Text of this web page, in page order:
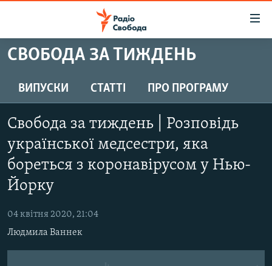
Перейти
до
матеріалу
до
основної
навігації
Перейти
до
РАДІО СВОБОДА – 70 РОКІВ
ВСЕ ЗА ДОБУ
ПОЛІТИКА
ЕКОНОМІКА
СУСПІЛЬСТВО
КУЛЬТУРА
СПОРТ
УКРАЇНА
ВІЙНА
РОСІЙСЬКА «ФІЛЬТРАЦІЯ»
ДОНБАС.РЕАЛІЇ
КРИМ.РЕАЛІЇ
ТИ ЯК?
СХЕМИ
СВОБОДА ЗА ТИЖДЕНЬ
ВИПУСКИ СТАТТІ ПРО ПРОГРАМУ
Свобода за тиждень | Розповідь
української медсестри, яка
бореться з коронавірусом у Нью-
Йорку
04 квітня 2020, 21:04
Людмила Ваннек